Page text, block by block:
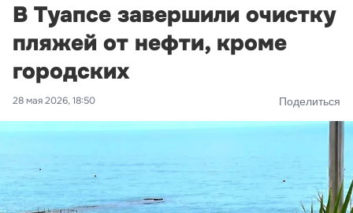
В Туапсе завершили очистку
пляжей от нефти, кроме
городских
28 мая 2026, 18:50 Поделиться